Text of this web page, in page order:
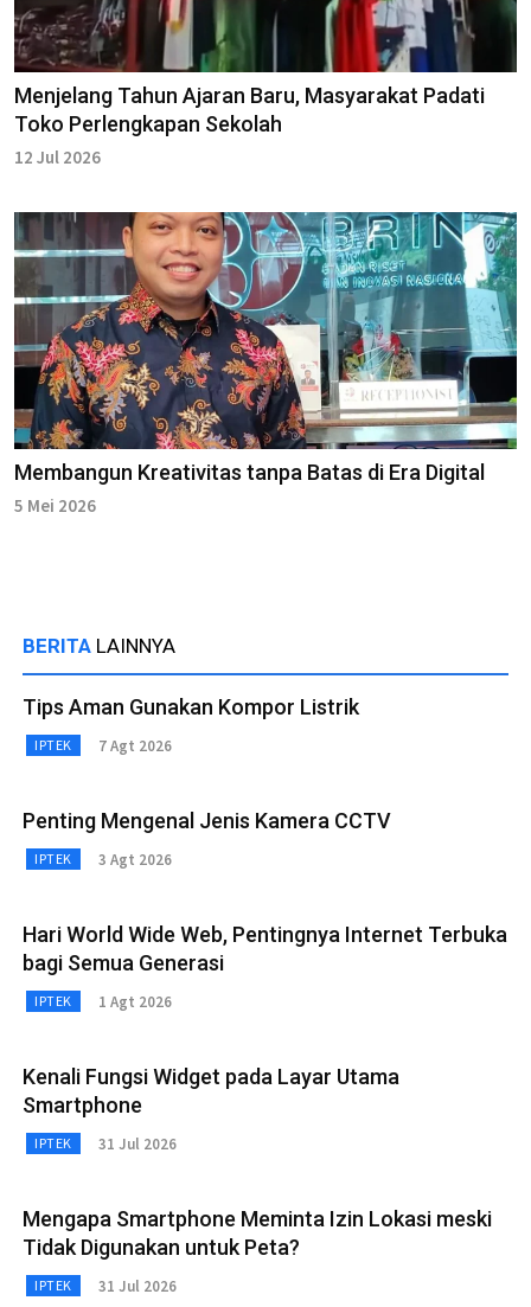
Menjelang Tahun Ajaran Baru, Masyarakat Padati
Toko Perlengkapan Sekolah
12 Jul 2026
Membangun Kreativitas tanpa Batas di Era Digital
5 Mei 2026
BERITA LAINNYA
Tips Aman Gunakan Kompor Listrik
IPTEK 7 Agt 2026
Penting Mengenal Jenis Kamera CCTV
IPTEK 3 Agt 2026
Hari World Wide Web, Pentingnya Internet Terbuka
bagi Semua Generasi
IPTEK 1 Agt 2026
Kenali Fungsi Widget pada Layar Utama
Smartphone
IPTEK 31 Jul 2026
Mengapa Smartphone Meminta Izin Lokasi meski
Tidak Digunakan untuk Peta?
IPTEK 31 Jul 2026